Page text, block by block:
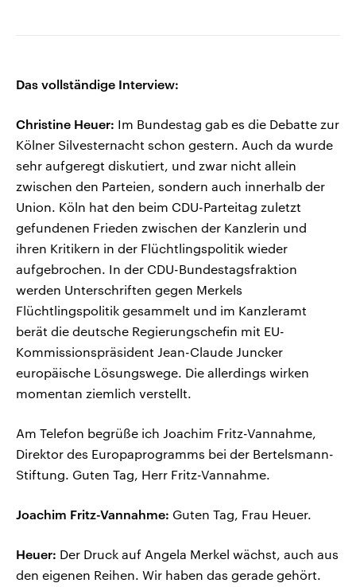
Das vollständige Interview:
Christine Heuer: Im Bundestag gab es die Debatte zur
Kölner Silvesternacht schon gestern. Auch da wurde
sehr aufgeregt diskutiert, und zwar nicht allein
zwischen den Parteien, sondern auch innerhalb der
Union. Köln hat den beim CDU-Parteitag zuletzt
gefundenen Frieden zwischen der Kanzlerin und
ihren Kritikern in der Flüchtlingspolitik wieder
aufgebrochen. In der CDU-Bundestagsfraktion
werden Unterschriften gegen Merkels
Flüchtlingspolitik gesammelt und im Kanzleramt
berät die deutsche Regierungschefin mit EU-
Kommissionspräsident Jean-Claude Juncker
europäische Lösungswege. Die allerdings wirken
momentan ziemlich verstellt.
Am Telefon begrüße ich Joachim Fritz-Vannahme,
Direktor des Europaprogramms bei der Bertelsmann-
Stiftung. Guten Tag, Herr Fritz-Vannahme.
Joachim Fritz-Vannahme: Guten Tag, Frau Heuer.
Heuer: Der Druck auf Angela Merkel wächst, auch aus
den eigenen Reihen. Wir haben das gerade gehört.